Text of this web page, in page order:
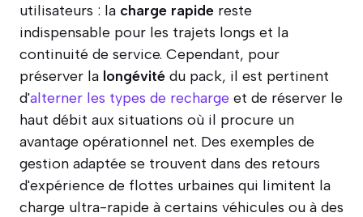
utilisateurs : la charge rapide reste
indispensable pour les trajets longs et la
continuité de service. Cependant, pour
préserver la longévité du pack, il est pertinent
d'alterner les types de recharge et de réserver le
haut débit aux situations où il procure un
avantage opérationnel net. Des exemples de
gestion adaptée se trouvent dans des retours
d'expérience de flottes urbaines qui limitent la
charge ultra-rapide à certains véhicules ou à des